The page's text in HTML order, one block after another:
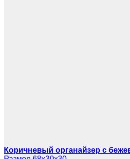
Коричневый органайзер с